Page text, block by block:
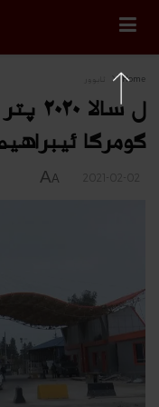
Home ئابوور
ل
گومرگا
A
A